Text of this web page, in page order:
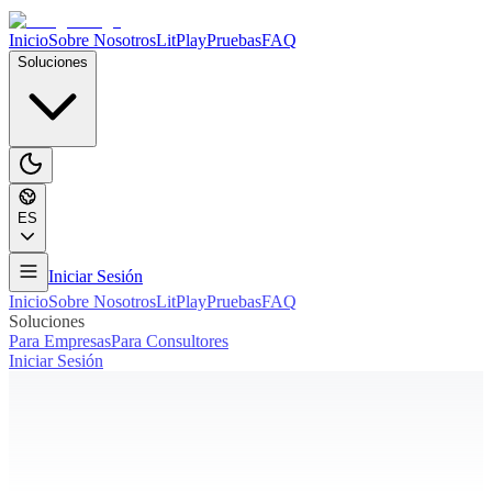
InicioSobre NosotrosLitPlayPruebasFAQ
Soluciones
ES
Iniciar Sesión
InicioSobre NosotrosLitPlayPruebasFAQ
Soluciones
Para EmpresasPara Consultores
Iniciar Sesión